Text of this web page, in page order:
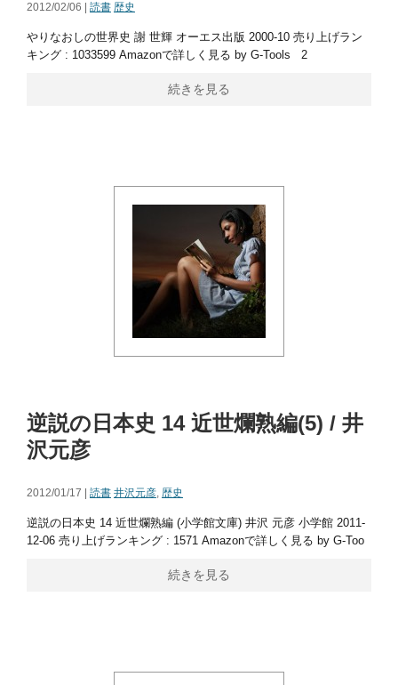
2012/02/06 | 読書 歴史
やりなおしの世界史 謝 世輝 オーエス出版 2000-10 売り上げラン
キング : 1033599 Amazonで詳しく見る by G-Tools 2
続きを見る
逆説の日本史 14 近世爛熟編(5) / 井
沢元彦
2012/01/17 | 読書 井沢元彦, 歴史
逆説の日本史 14 近世爛熟編 (小学館文庫) 井沢 元彦 小学館 2011-
12-06 売り上げランキング : 1571 Amazonで詳しく見る by G-Too
続きを見る